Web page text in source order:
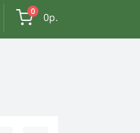
0 0р.